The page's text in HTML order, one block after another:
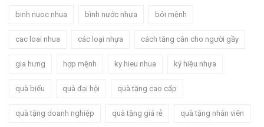
binh nuoc nhua bình nước nhựa bói mệnh
cac loai nhua các loại nhựa cách tăng cân cho người gầy
gia hưng hợp mệnh ky hieu nhua ký hiệu nhựa
quà biếu quà đại hội quà tặng cao cấp
quà tặng doanh nghiệp quà tặng giá rẻ quà tặng nhân viên